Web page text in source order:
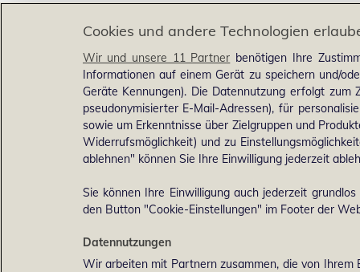
Cookies und andere Technologien
Wir und unsere 11 Partner benötigen Ihre
Informationen auf einem Gerät zu speichern und/
Geräte Kennungen). Die Datennutzung erfolgt
pseudonymisierter E-Mail-Adressen), für
sowie um Erkenntnisse über Zielgruppen und
Widerrufsmöglichkeit) und zu
ablehnen" können Sie Ihre Einwilligung jederzeit
Sie können Ihre Einwilligung auch jederzeit
den Button "Cookie-Einstellungen" im Footer der
Datennutzungen
Wir arbeiten mit Partnern zusammen, die von Ihrem